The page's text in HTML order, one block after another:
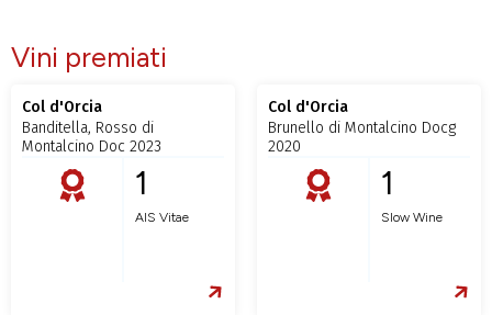
Vini premiati
Col d'Orcia
Banditella, Rosso di
Montalcino Doc 2023
1
AIS Vitae
Col d'Orcia
Brunello di Montalcino Docg
2020
1
Slow Wine